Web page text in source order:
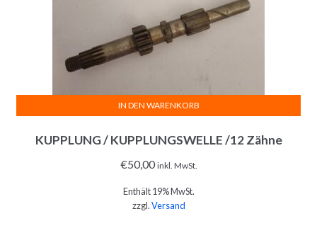
KUPPLUNG / KUPPLUNGSWELLE /12 Zähne
€50,00 inkl. MwSt.
Enthält 19% MwSt.
zzgl.Versand
IN DEN WARENKORB